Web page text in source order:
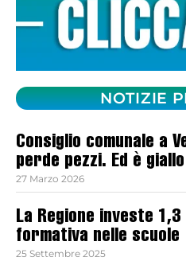
NOTIZIE
Consiglio comunale a
perde pezzi. Ed è
27 Marzo 2026
La Regione investe
formativa nelle scuole
25 Settembre 2025